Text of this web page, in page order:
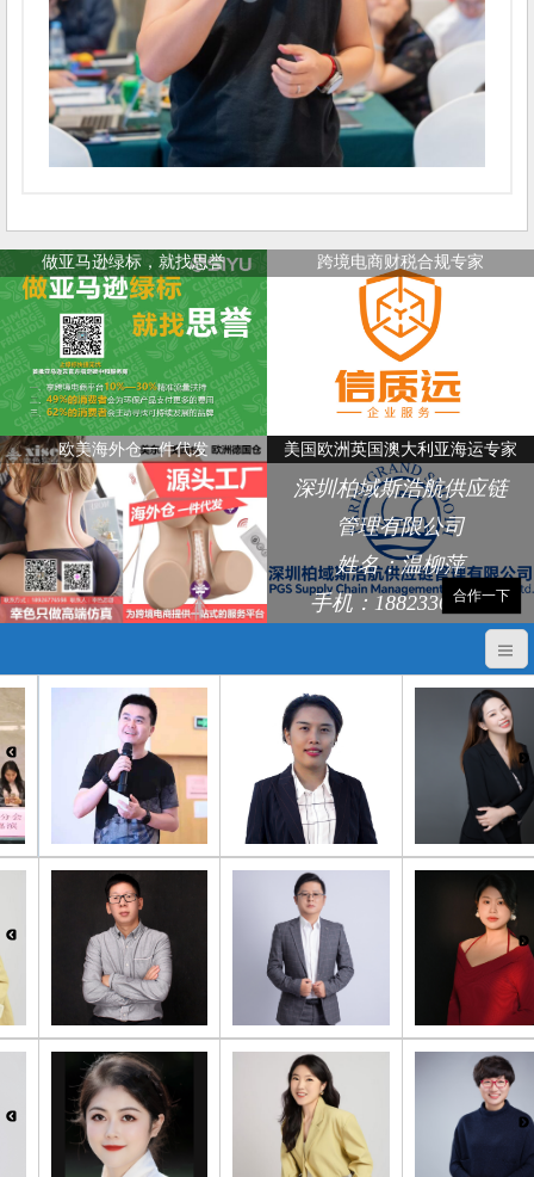
做亚马逊绿标，就找思誉 跨境电商财税合规专家
欧美海外仓一件代发 美国欧洲英国澳大利亚海运专家
深圳柏域斯浩航供应链
管理有限公司
姓名：温柳萍
手机：18823368248
合作一下